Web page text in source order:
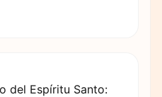
del Espíritu Santo: